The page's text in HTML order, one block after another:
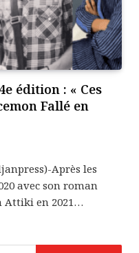
édition : « Ces
Fallé en
Après les
avec son roman
Attiki en 2021…